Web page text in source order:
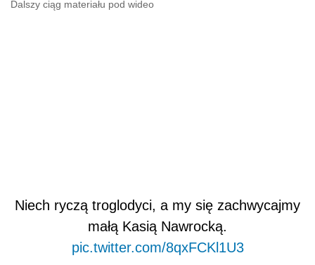
Dalszy ciąg materiału pod wideo
Niech ryczą troglodyci, a my się zachwycajmy
małą Kasią Nawrocką.
pic.twitter.com/8qxFCKl1U3